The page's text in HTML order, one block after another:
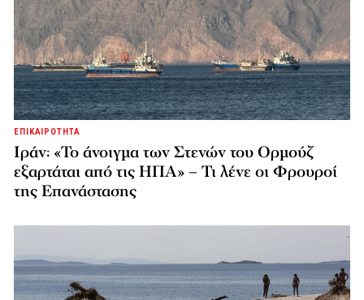
ΕΠΙΚΑΙΡΟΤΗΤΑ
Ιράν: «Το άνοιγμα των Στενών του Ορμούζ
εξαρτάται από τις ΗΠΑ» – Τι λένε οι Φρουροί
της Επανάστασης